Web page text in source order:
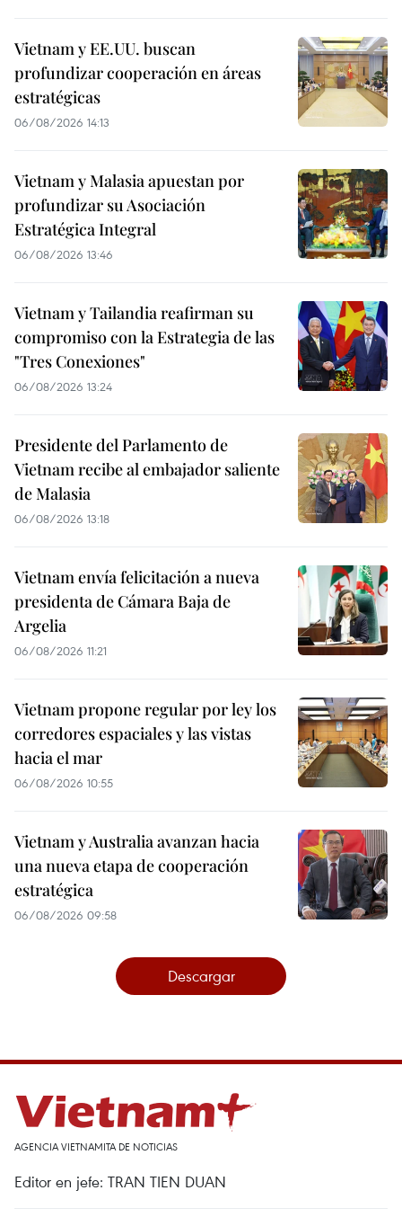
Vietnam y EE.UU. buscan
profundizar cooperación en áreas
estratégicas
06/08/2026 14:13
Vietnam y Malasia apuestan por
profundizar su Asociación
Estratégica Integral
06/08/2026 13:46
Vietnam y Tailandia reafirman su
compromiso con la Estrategia de las
"Tres Conexiones"
06/08/2026 13:24
Presidente del Parlamento de
Vietnam recibe al embajador saliente
de Malasia
06/08/2026 13:18
Vietnam envía felicitación a nueva
presidenta de Cámara Baja de
Argelia
06/08/2026 11:21
Vietnam propone regular por ley los
corredores espaciales y las vistas
hacia el mar
06/08/2026 10:55
Vietnam y Australia avanzan hacia
una nueva etapa de cooperación
estratégica
06/08/2026 09:58
Descargar
AGENCIA VIETNAMITA DE NOTICIAS
Editor en jefe: TRAN TIEN DUAN